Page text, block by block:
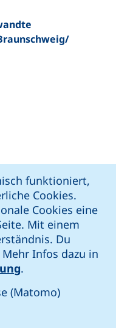
funktioniert,
Cookies.
Cookies eine
Mit einem
Du
Infos dazu in
.
Cookies akzeptieren
(Matomo)Analyse-
Drittanbieter
neues Fenster)
wenn Ihr
Mail-Programm)
Link, öffnet neues
Link, öffnet
(externer Link,
Seite (externer